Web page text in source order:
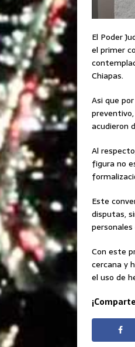
El Poder
el primer
Chiapas.
Asi que
acudieron
Al
figura no
Este
disputas,
Con este
cercana y
el uso de